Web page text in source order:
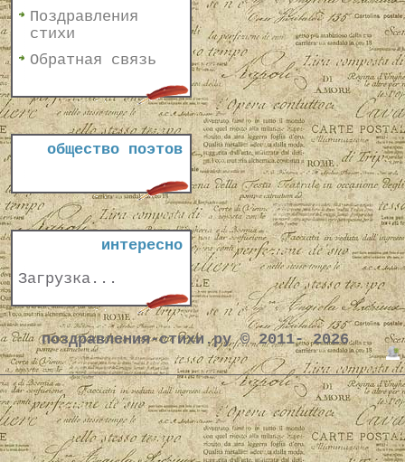
Поздравления
стихи
Обратная связь
общество поэтов
интересно
Загрузка...
поздравления-стихи.ру © 2011- 2026